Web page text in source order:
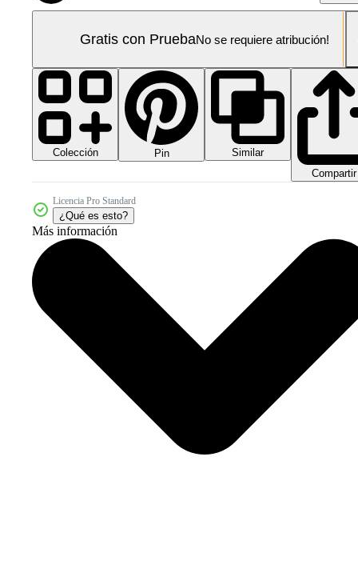
Gratis con PruebaNo se requiere atribución!
Colección Pin
Similar
Compartir
Licencia Pro Standard
¿Qué es esto?
Más información